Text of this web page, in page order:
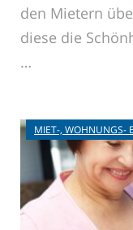
den Mietern
diese die
…
MIET-, WOHNUNGS-